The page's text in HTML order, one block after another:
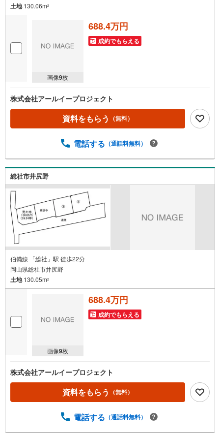
土地130.06m2
画像9枚
688.4万円
成約でもらえる
株式会社アールイープロジェクト
資料をもらう （無料）
電話する （通話料無料）
総社市井尻野
伯備線 「総社」駅 徒歩22分
岡山県総社市井尻野
土地130.05m2
画像9枚
688.4万円
成約でもらえる
株式会社アールイープロジェクト
資料をもらう （無料）
電話する （通話料無料）